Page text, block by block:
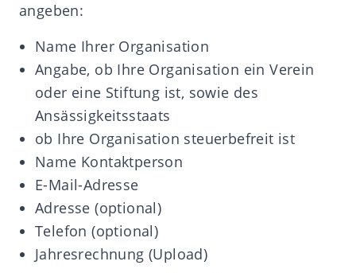
angeben:
Name Ihrer Organisation
Angabe, ob Ihre Organisation ein Verein
oder eine Stiftung ist, sowie des
Ansässigkeitsstaats
ob Ihre Organisation steuerbefreit ist
Name Kontaktperson
E-Mail-Adresse
Adresse (optional)
Telefon (optional)
Jahresrechnung (Upload)